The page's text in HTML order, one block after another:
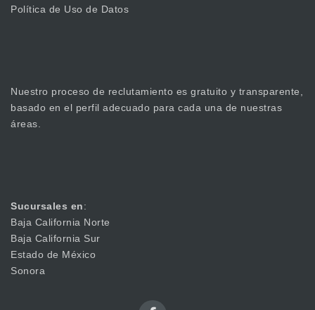
Política de Uso de Datos
Nuestro proceso de reclutamiento es gratuito y transparente,
basado en el perfil adecuado para cada una de nuestras
áreas.
Sucursales en:
Baja California Norte
Baja California Sur
Estado de México
Sonora